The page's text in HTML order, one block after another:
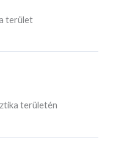
terület
területén